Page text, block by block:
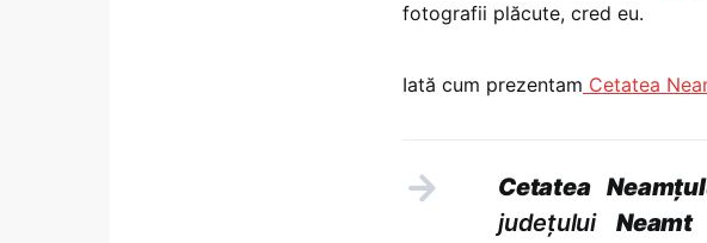
fotografii plăcute, cred eu.
Iată cum prezentam Cetatea
Cetatea
judeţuluiNeamt